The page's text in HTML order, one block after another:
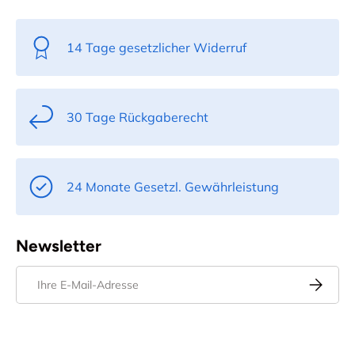
14 Tage gesetzlicher Widerruf
30 Tage Rückgaberecht
24 Monate Gesetzl. Gewährleistung
Newsletter